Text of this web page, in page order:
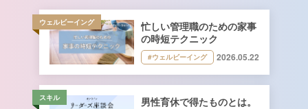
ウェルビーイング
忙しい管理職のための家事
の時短テクニック
#ウェルビーイング 2026.05.22
スキル
男性育休で得たものとは。